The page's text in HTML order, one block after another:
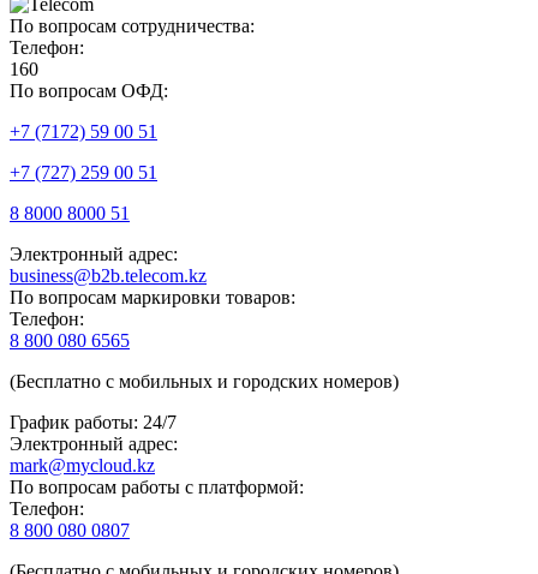
По вопросам сотрудничества:
Телефон:
160
По вопросам ОФД:
+7 (7172) 59 00 51
+7 (727) 259 00 51
8 8000 8000 51
Электронный адрес:
business@b2b.telecom.kz
По вопросам маркировки товаров:
Телефон:
8 800 080 6565
(Бесплатно с мобильных и городских номеров)
График работы: 24/7
Электронный адрес:
mark@mycloud.kz
По вопросам работы с платформой:
Телефон:
8 800 080 0807